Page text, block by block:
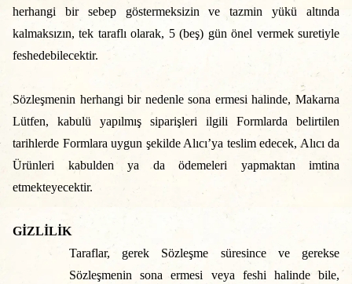
herhangi bir sebep göstermeksizin ve tazmin yükü altında
kalmaksızın, tek taraflı olarak, 5 (beş) gün önel vermek suretiyle
feshedebilecektir.
Sözleşmenin herhangi bir nedenle sona ermesi halinde, Makarna
Lütfen, kabulü yapılmış siparişleri ilgili Formlarda belirtilen
tarihlerde Formlara uygun şekilde Alıcı’ya teslim edecek, Alıcı da
Ürünleri kabulden ya da ödemeleri yapmaktan imtina
etmekteyecektir.
GİZLİLİK
Taraflar, gerek Sözleşme süresince ve gerekse
Sözleşmenin sona ermesi veya feshi halinde bile,